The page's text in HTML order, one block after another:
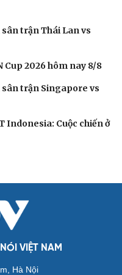
trận Thái Lan vs
Cup 2026 hôm nay 8/8
sân trận Singapore vs
Indonesia: Cuộc chiến ở
VIỆT NAM
Hà Nội